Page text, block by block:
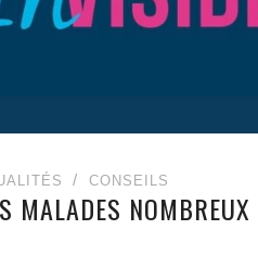
CONSEILS
MALADES NOMBREUX